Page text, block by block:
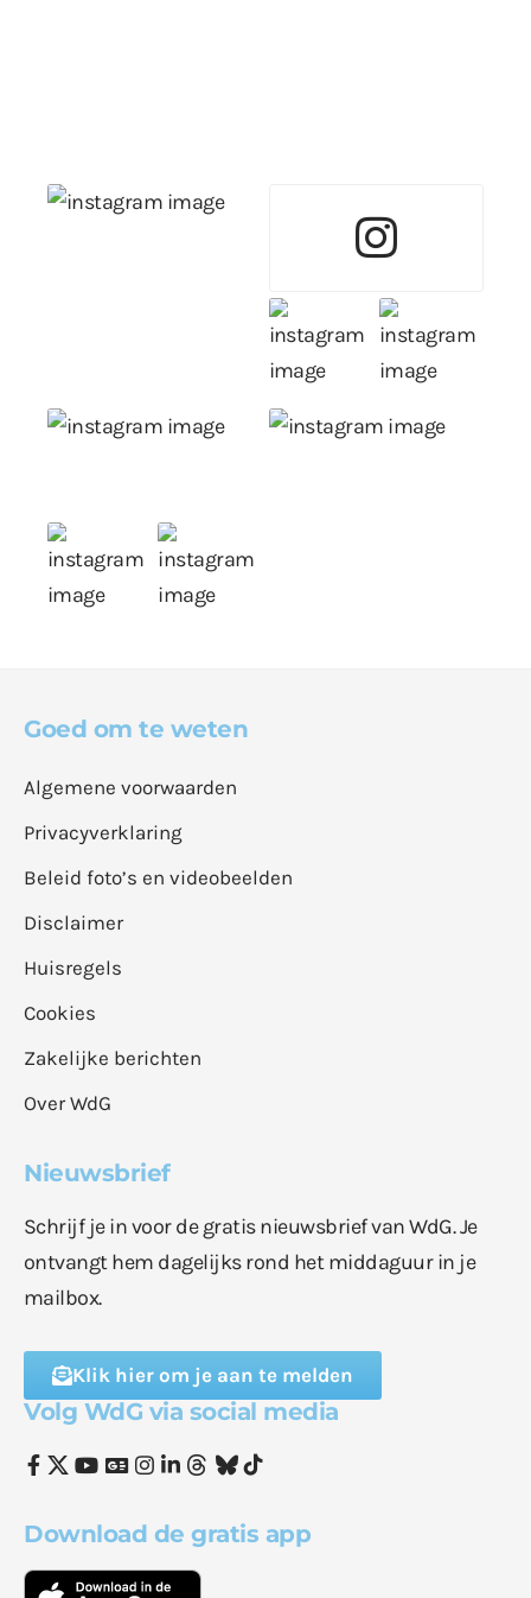
Goed om te weten
Algemene voorwaarden
Privacyverklaring
Beleid foto’s en videobeelden
Disclaimer
Huisregels
Cookies
Zakelijke berichten
Over WdG
Nieuwsbrief
Schrijf je in voor de gratis nieuwsbrief van WdG. Je
ontvangt hem dagelijks rond het middaguur in je
mailbox.
Klik hier om je aan te melden
Volg WdG via social media
Download de gratis app